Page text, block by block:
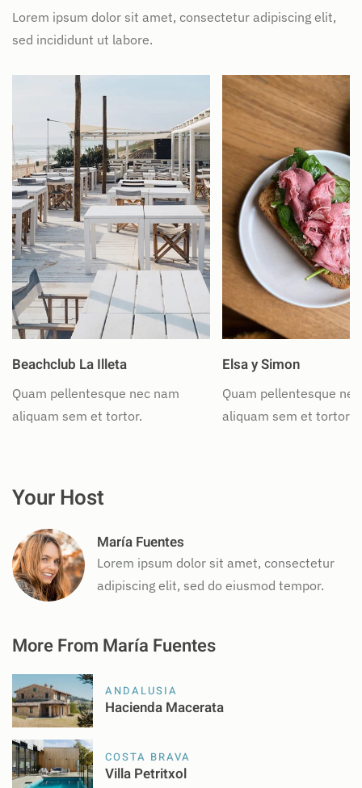
Lorem ipsum dolor sit amet, consectetur adipiscing elit,
sed incididunt ut labore.
Beachclub La Illeta
Quam pellentesque nec nam
aliquam sem et tortor.
Elsa y Simon
Quam pellentesque
aliquam sem et tortor.
Your Host
María Fuentes
Lorem ipsum dolor sit amet, consectetur
adipiscing elit, sed do eiusmod tempor.
More From María Fuentes
ANDALUSIA
Hacienda Macerata
COSTA BRAVA
Villa Petritxol